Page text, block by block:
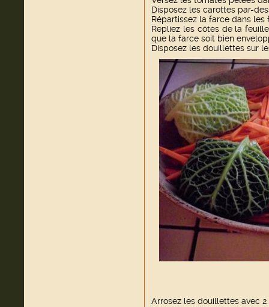
Disposez les carottes par-
Répartissez la farce dans les
Repliez les côtés de la
que la farce soit bien
Disposez les douillettes sur
Arrosez les douillettes avec